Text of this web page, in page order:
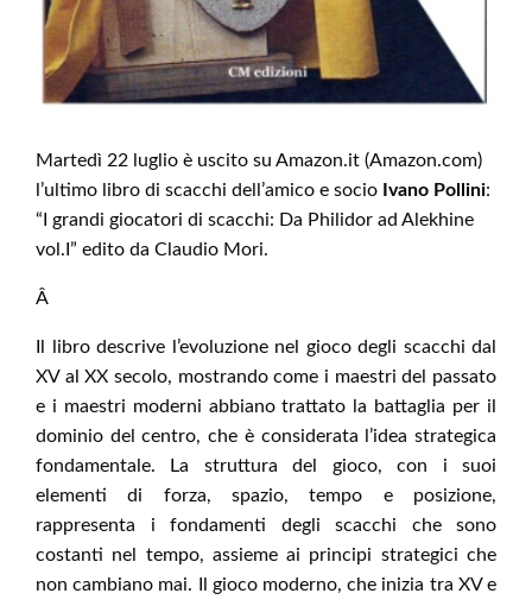
Martedì 22 luglio è uscito su Amazon.it (Amazon.com)
l’ultimo libro di scacchi dell’amico e socio Ivano Pollini:
“I grandi giocatori di scacchi: Da Philidor ad Alekhine
vol.I” edito da Claudio Mori.
Â
Il libro descrive l’evoluzione nel gioco degli scacchi dal
XV al XX secolo, mostrando come i maestri del passato
e i maestri moderni abbiano trattato la battaglia per il
dominio del centro, che è considerata l’idea strategica
fondamentale. La struttura del gioco, con i suoi
elementi di forza, spazio, tempo e posizione,
rappresenta i fondamenti degli scacchi che sono
costanti nel tempo, assieme ai principi strategici che
non cambiano mai. Il gioco moderno, che inizia tra XV e